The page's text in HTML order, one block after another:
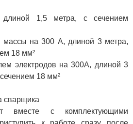
длиной 1,5 метра, с сечением
массы на 300 А, длиной 3 метра,
18 мм²
электродов на 300А, длиной 3
18 мм²
сварщика
вместе с комплектующими